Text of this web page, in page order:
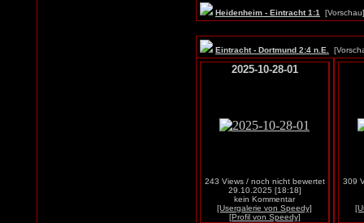
Heidenheim - Eintracht 1:1
Eintracht - Dortmund 2:4 n.E.
2025-10-28-01
243 Views / noch nicht bewertet
29.10.2025 [18:18]
kein Kommentar
[Usergalerie von Speedy]
[Profil von Speedy]
309